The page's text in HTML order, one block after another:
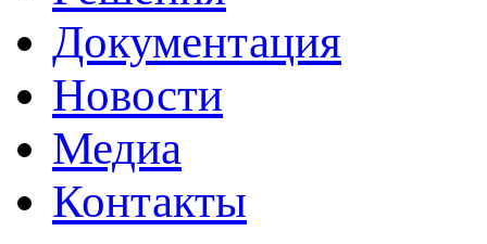
Документация
Новости
Медиа
Контакты